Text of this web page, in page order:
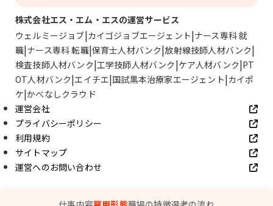
株式会社エス・エム・エスの運営サービス
ウェルミージョブ カイゴジョブエージェント ナース専科 就
職 ナース専科 転職 保育士人材バンク 放射線技師人材バンク
検査技師人材バンク 工学技師人材バンク ケア人材バンク PT
OT人材バンク エイチエ 国試黒本治療家エージェント カイポ
ケ かべなしクラウド
運営会社
プライバシーポリシー
利用規約
サイトマップ
運営へのお問い合わせ